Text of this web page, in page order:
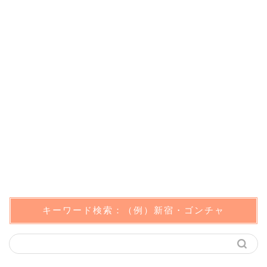
キーワード検索：（例）新宿・ゴンチャ